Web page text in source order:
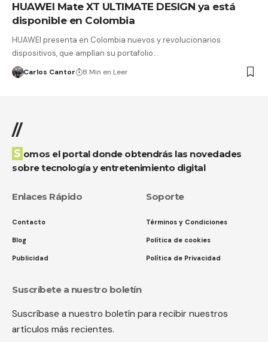
HUAWEI Mate XT ULTIMATE DESIGN ya está
disponible en Colombia
HUAWEI presenta en Colombia nuevos y revolucionarios
dispositivos, que amplían su portafolio…
Carlos Cantor 8 Min en Leer
//
Somos el portal donde obtendrás las novedades
sobre tecnología y entretenimiento digital
Enlaces Rápido
Contacto
Blog
Publicidad
Soporte
Términos y Condiciones
Política de cookies
Política de Privacidad
Suscríbete a nuestro boletín
Suscríbase a nuestro boletín para recibir nuestros
artículos más recientes.